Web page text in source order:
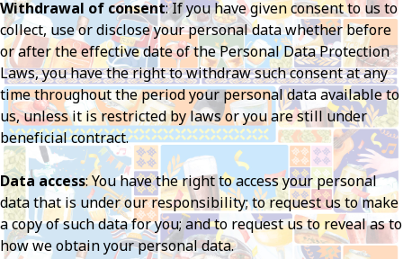
Withdrawal of consent: If you have given consent to us to
collect, use or disclose your personal data whether before
or after the effective date of the Personal Data Protection
Laws, you have the right to withdraw such consent at any
time throughout the period your personal data available to
us, unless it is restricted by laws or you are still under
beneficial contract.
Data access: You have the right to access your personal
data that is under our responsibility; to request us to make
a copy of such data for you; and to request us to reveal as to
how we obtain your personal data.